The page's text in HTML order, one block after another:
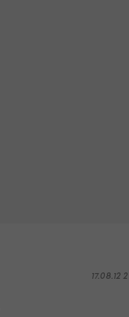
17.08.12